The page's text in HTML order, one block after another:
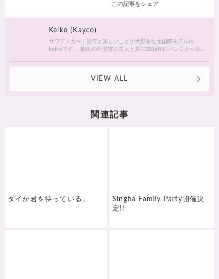
この記事をシェア
Keiko (Kayco)
サワディカ〜！旅行と楽しいことが大好きな元国際モデルの
keikoです。 某EUの外交官の主人と共に2016年にバンコクへ引
VIEW ALL
関連記事
タイが君を待っている。
Singha Family Party開催決
定!!